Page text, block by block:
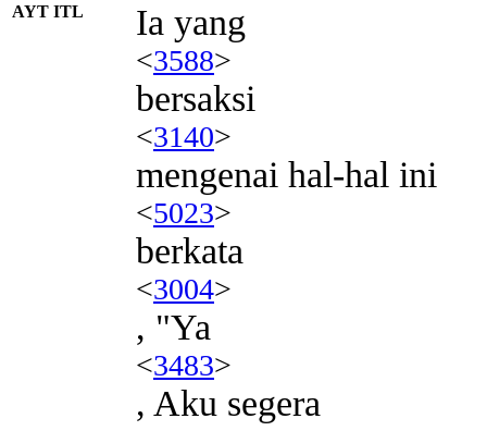
AYT ITL Ia yang
<3588>
bersaksi
<3140>
mengenai hal-hal ini
<5023>
berkata
<3004>
, "Ya
<3483>
, Aku segera